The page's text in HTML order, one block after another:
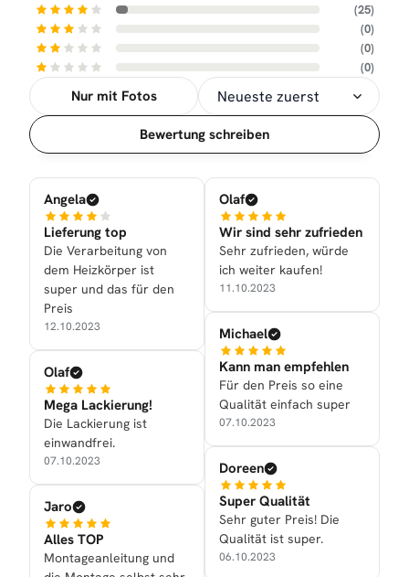
(25)
(0)
(0)
(0)
Nur mit Fotos
Sortierung
Bewertung schreiben
Angela
Lieferung top
Die Verarbeitung von
dem Heizkörper ist
super und das für den
Preis
12.10.2023
Olaf
Mega Lackierung!
Die Lackierung ist
einwandfrei.
07.10.2023
Jaro
Alles TOP
Montageanleitung und
Olaf
Wir sind sehr zufrieden
Sehr zufrieden, würde
ich weiter kaufen!
11.10.2023
Michael
Kann man empfehlen
Für den Preis so eine
Qualität einfach super
07.10.2023
Doreen
Super Qualität
Sehr guter Preis! Die
Qualität ist super.
06.10.2023